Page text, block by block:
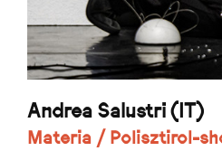
Andrea Salustri (IT)
Materia / Polisztirol-